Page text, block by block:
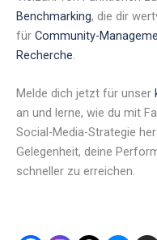
Benchmarking, die dir
für Community-
Recherche.
Melde dich jetzt für unser
an und lerne, wie du mit
Social-Media-Strategie
Gelegenheit, deine
schneller zu erreichen.